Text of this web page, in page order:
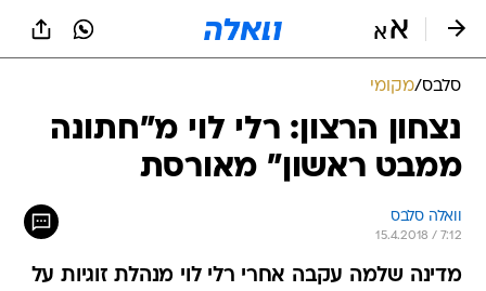
סלבס/מקומי
נצחון הרצון: רלי לוי מ"חתונה
ממבט ראשון" מאורסת
וואלה סלבס
15.4.2018 / 7:12
מדינה שלמה עקבה אחרי רלי לוי מנהלת זוגיות על